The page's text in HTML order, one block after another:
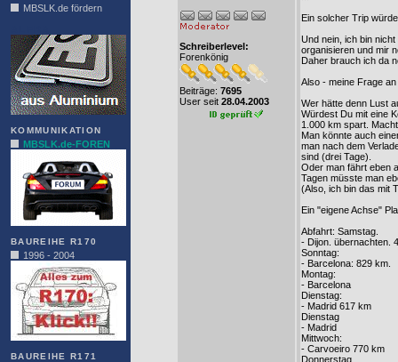
MBSLK.de fördern
KOMMUNIKATION
MBSLK.de-FOREN
BAUREIHE R170
1996 - 2004
BAUREIHE R171
Schreiberlevel:
Forenkönig
Beiträge: 7695
User seit 28.04.2003
Ein solcher Trip
Und nein, ich bin
organisieren und mir
Daher brauch ich da
Also - meine Frage
Wer hätte denn Lust
Würdest Du mit eine
1.000 km spart.
Man könnte auch
man nach dem
sind (drei Tage).
Oder man fährt eben
Tagen müsste man
(Also, ich bin das mit
Ein "eigene Achse"
Abfahrt: Samstag.
- Dijon. übernachten.
Sonntag:
- Barcelona: 829 km.
Montag:
- Barcelona
Dienstag:
- Madrid 617 km
Dienstag
- Madrid
Mittwoch:
- Carvoeiro 770 km
Donnerstag